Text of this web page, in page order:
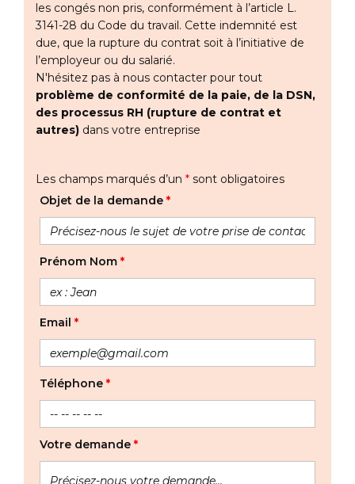
les congés non pris, conformément à l’article L.
3141-28 du Code du travail. Cette indemnité est
due, que la rupture du contrat soit à l’initiative de
l’employeur ou du salarié.
N'hésitez pas à nous contacter pour tout
problème de conformité de la paie, de la DSN,
des processus RH (rupture de contrat et
autres) dans votre entreprise
Les champs marqués d’un * sont obligatoires
Objet de la demande *
Prénom Nom *
Email *
Téléphone *
Votre demande *